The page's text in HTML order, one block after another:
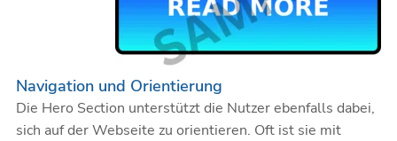
Navigation und Orientierung
Die Hero Section unterstützt die Nutzer ebenfalls dabei,
sich auf der Webseite zu orientieren. Oft ist sie mit